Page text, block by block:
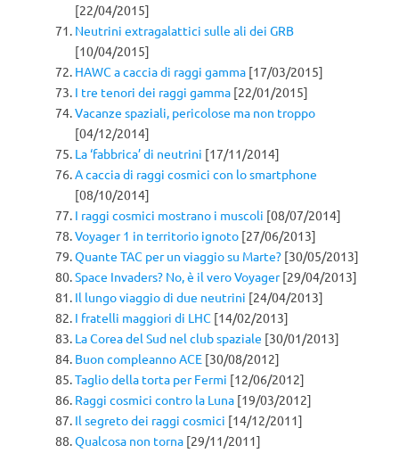
[22/04/2015]
Neutrini extragalattici sulle ali dei GRB
[10/04/2015]
HAWC a caccia di raggi gamma [17/03/2015]
I tre tenori dei raggi gamma [22/01/2015]
Vacanze spaziali, pericolose ma non troppo
[04/12/2014]
La ‘fabbrica’ di neutrini [17/11/2014]
A caccia di raggi cosmici con lo smartphone
[08/10/2014]
I raggi cosmici mostrano i muscoli [08/07/2014]
Voyager 1 in territorio ignoto [27/06/2013]
Quante TAC per un viaggio su Marte? [30/05/2013]
Space Invaders? No, è il vero Voyager[29/04/2013]
Il lungo viaggio di due neutrini [24/04/2013]
I fratelli maggiori di LHC [14/02/2013]
La Corea del Sud nel club spaziale [30/01/2013]
Buon compleanno ACE [30/08/2012]
Taglio della torta per Fermi [12/06/2012]
Raggi cosmici contro la Luna [19/03/2012]
Il segreto dei raggi cosmici [14/12/2011]
Qualcosa non torna [29/11/2011]